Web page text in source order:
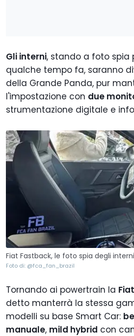
Gli interni, stando a foto spia
qualche tempo fa, saranno
della Grande Panda, pur
l'impostazione con due
strumentazione digitale e
Fiat Fastback, le foto spia degli interni
Foto di: @fca_fan_brazil
Tornando ai powertrain la
detto manterrà la stessa
modelli su base Smart Car:
manuale, mild hybrid con